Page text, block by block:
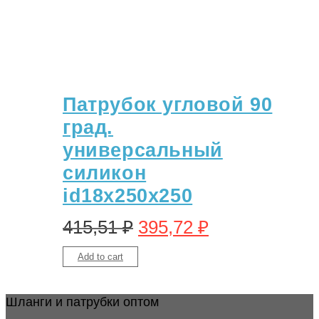
Патрубок угловой 90
град.
универсальный
силикон
id18х250х250
415,51₽ 395,72 ₽
Add to cart
Шланги и патрубки оптом